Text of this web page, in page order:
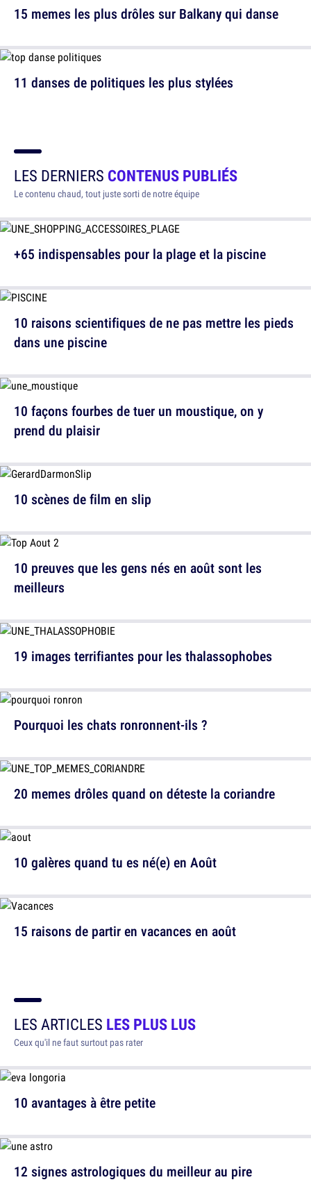
11 danses de politiques les plus stylées
15 memes les plus drôles sur Balkany qui danse
LES DERNIERS CONTENUS PUBLIÉS
Le contenu chaud, tout juste sorti de notre équipe
+65 indispensables pour la plage et la piscine
10 façons fourbes de tuer un moustique, on y
prend du plaisir
10 preuves que les gens nés en août sont les
meilleurs
Pourquoi les chats ronronnent-ils ?
10 galères quand tu es né(e) en Août
10 raisons scientifiques de ne pas mettre les pieds
dans une piscine
10 scènes de film en slip
19 images terrifiantes pour les thalassophobes
20 memes drôles quand on déteste la coriandre
15 raisons de partir en vacances en août
LES ARTICLES LES PLUS LUS
Ceux qu'il ne faut surtout pas rater
10 avantages à être petite
12 signes astrologiques du meilleur au pire